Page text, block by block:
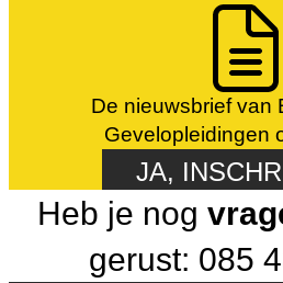
De nieuwsbrief van
Gevelopleidingen
JA,
Heb je nog
gerust: 085